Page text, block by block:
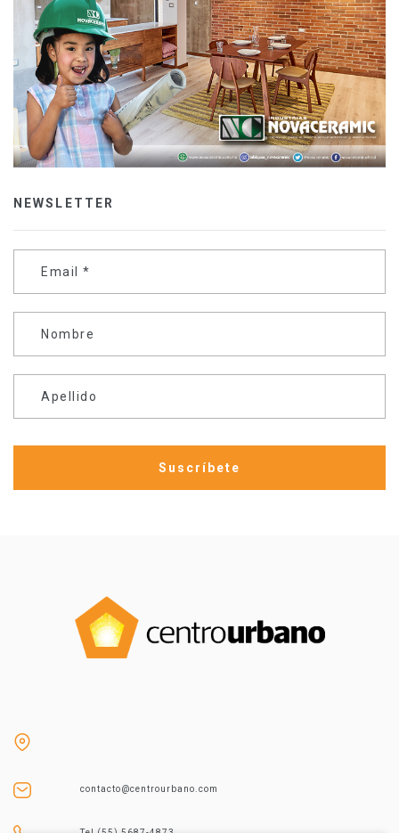
NEWSLETTER
Email *
Nombre
Apellido
contacto@centrourbano.com